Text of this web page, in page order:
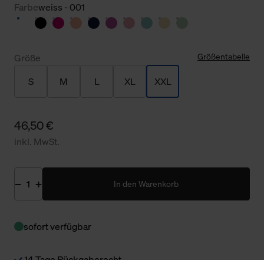
Farbeweiss - 001
Größe Größentabelle
S M L XL XXL
46,50 €
inkl. MwSt.
In den Warenkorb
sofort verfügbar